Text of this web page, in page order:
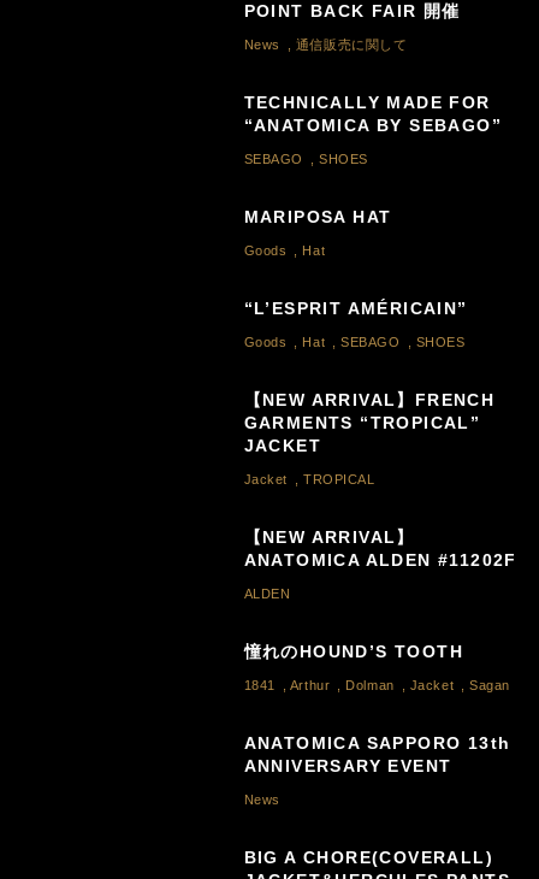
POINT BACK FAIR 開催
News 通信販売に関して
TECHNICALLY MADE FOR
“ANATOMICA BY SEBAGO”
SEBAGO ,SHOES
MARIPOSA HAT
Goods Hat
“L’ESPRIT AMÉRICAIN”
Goods Hat ,SEBAGO SHOES
【NEW ARRIVAL】FRENCH
GARMENTS “TROPICAL”
JACKET
Jacket ,TROPICAL
【NEW ARRIVAL】
ANATOMICA ALDEN #11202F
ALDEN
憧れのHOUND’S TOOTH
1841 Arthur Dolman Jacket ,Sagan
ANATOMICA SAPPORO 13th
ANNIVERSARY EVENT
News
BIG A CHORE(COVERALL)